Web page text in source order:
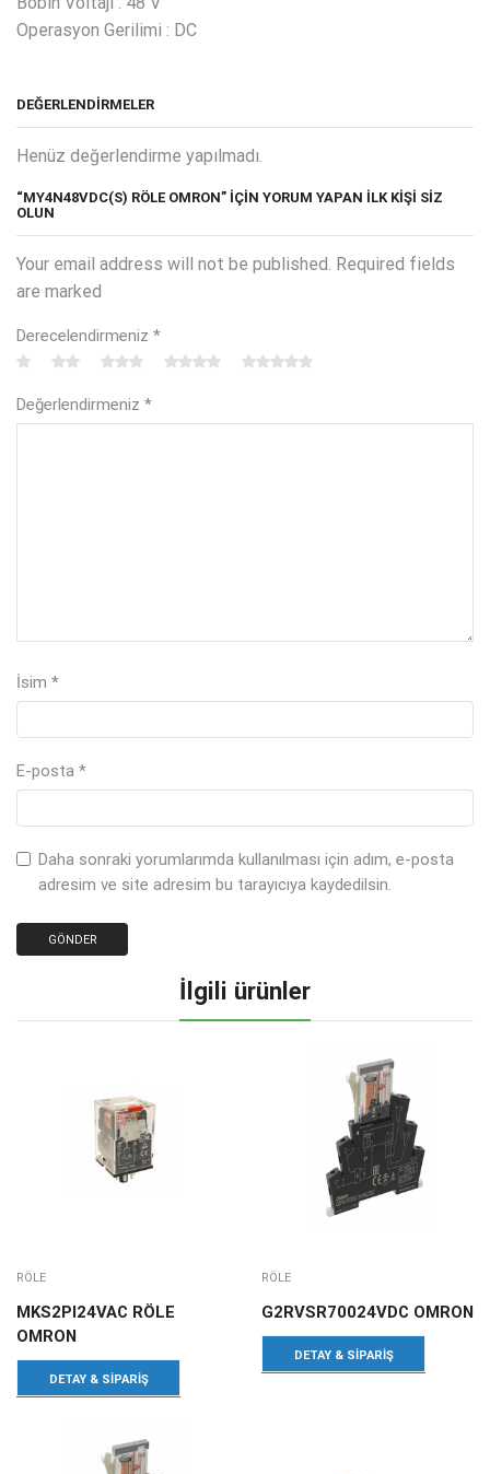
Operasyon Gerilimi : DC
DEĞERLENDIRMELER
Henüz değerlendirme yapılmadı.
“MY4N48VDC(S) RÖLE OMRON” IÇIN YORUM YAPAN ILK KIŞI SIZ
OLUN
Your email address will not be published. Required fields
are marked
Derecelendirmeniz *
Değerlendirmeniz *
İsim *
E-posta *
Daha sonraki yorumlarımda kullanılması için adım, e-posta
adresim ve site adresim bu tarayıcıya kaydedilsin.
İlgili ürünler
RÖLE
MKS2PI24VAC RÖLE
OMRON
DETAY & SIPARIŞ
RÖLE
G2RVSR70024VDC OMRON
DETAY & SIPARIŞ